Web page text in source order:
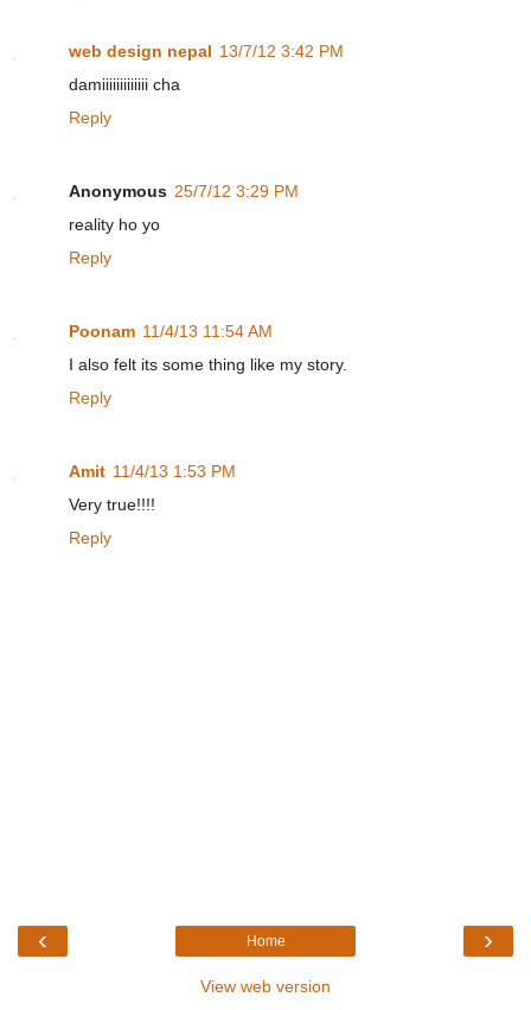
web design nepal 13/7/12 3:42 PM
damiiiiiiiiiiiii cha
Reply
Anonymous 25/7/12 3:29 PM
reality ho yo
Reply
Poonam 11/4/13 11:54 AM
I also felt its some thing like my story.
Reply
Amit 11/4/13 1:53 PM
Very true!!!!
Reply
‹ ›
Home
View web version